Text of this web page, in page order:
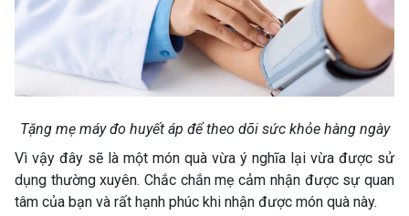
Tặng mẹ máy đo huyết áp để theo dõi sức khỏe hàng ngày
Vì vậy đây sẽ là một món quà vừa ý nghĩa lại vừa được sử
dụng thường xuyên. Chắc chắn mẹ cảm nhận được sự quan
tâm của bạn và rất hạnh phúc khi nhận được món quà này.